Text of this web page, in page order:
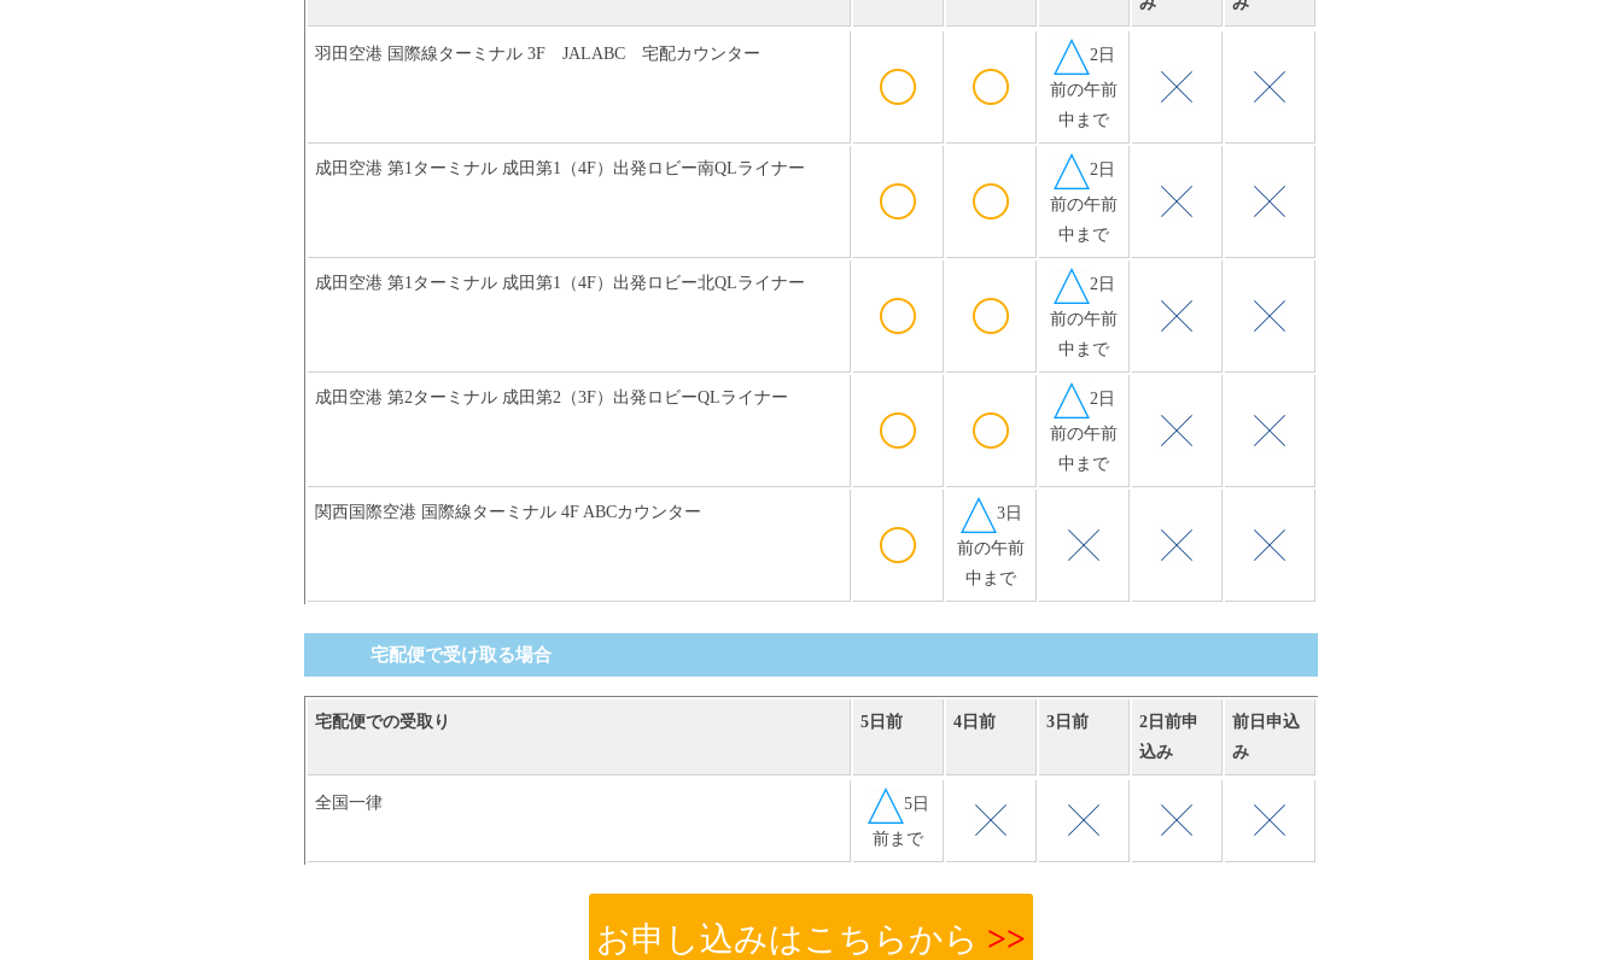
羽田空港 国際線ターミナル 3F JALABC 宅配カウンター
2日
前の午前
中まで
成田空港 第1ターミナル 成田第1（4F）出発ロビー南QLライナー
2日
前の午前
中まで
成田空港 第1ターミナル 成田第1（4F）出発ロビー北QLライナー
2日
前の午前
中まで
成田空港 第2ターミナル 成田第2（3F）出発ロビーQLライナー
2日
前の午前
中まで
関西国際空港 国際線ターミナル 4F ABCカウンター
3日
前の午前
中まで
宅配便で受け取る場合
宅配便での受取り 5日前 4日前 3日前
2日前申
込み
前日申込
み
全国一律
5日
前まで
お申し込みはこちらから >>